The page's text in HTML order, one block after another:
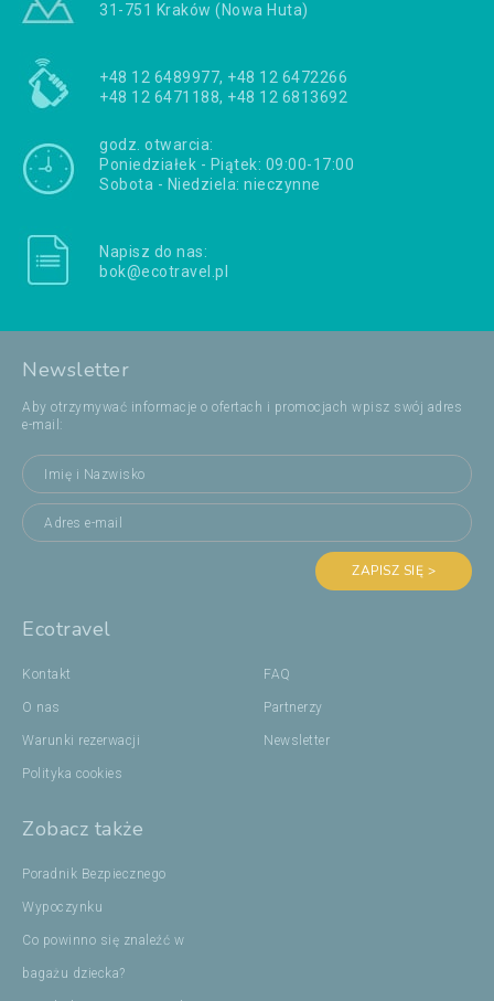
31-751 Kraków (Nowa Huta)
+48 12 6489977, +48 12 6472266
+48 12 6471188, +48 12 6813692
godz. otwarcia:
Poniedziałek - Piątek: 09:00-17:00
Sobota - Niedziela: nieczynne
Napisz do nas:
bok@ecotravel.pl
Newsletter
Aby otrzymywać informacje o ofertach i promocjach wpisz swój adres
e-mail:
ZAPISZ SIĘ >
Ecotravel
Kontakt
O nas
Warunki rezerwacji
Polityka cookies
FAQ
Partnerzy
Newsletter
Zobacz także
Poradnik Bezpiecznego
Wypoczynku
Co powinno się znaleźć w
bagażu dziecka?